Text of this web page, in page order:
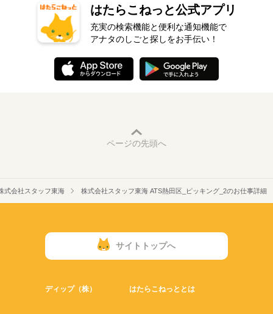
はたらこねっと公式アプリ
充実の検索機能と便利な通知機能で
アナタのしごと探しをお手伝い！
ページの先頭へ
式会社スタッフ東海 株式会社スタッフ東海 ATS熱田区_ピッキング_2のお仕事詳細
サイトトップへ
ディップ（株） はたらこねっととは